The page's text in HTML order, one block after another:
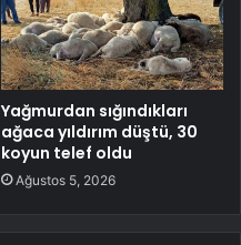
Yağmurdan sığındıkları
ağaca yıldırım düştü, 30
koyun telef oldu
Ağustos 5, 2026